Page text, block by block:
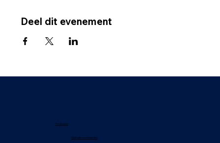
Deel dit evenement
Privébeleid
Gebruiksvoorwaarden